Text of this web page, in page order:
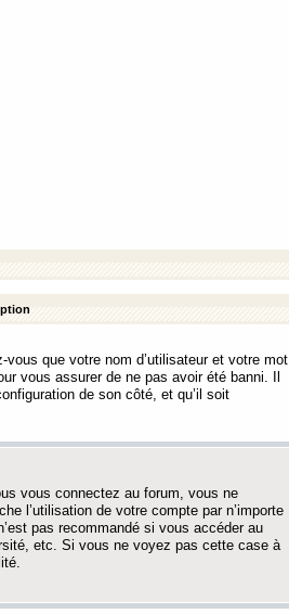
que votre nom d’utilisateur et votre mot
vous assurer de ne pas avoir été banni. Il
de son côté, et qu’il soit
vous connectez au forum, vous ne
l’utilisation de votre compte par n’importe
pas recommandé si vous accéder au
etc. Si vous ne voyez pas cette case à